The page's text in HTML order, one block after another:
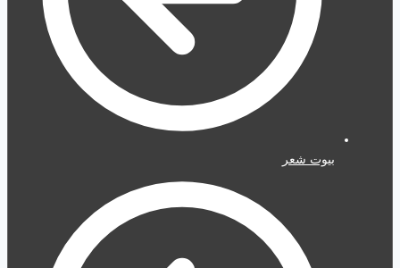
بيوت شعر